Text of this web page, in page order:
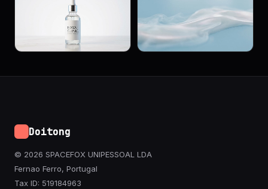
Doitong
© 2026 SPACEFOX UNIPESSOAL LDA
Fernao Ferro, Portugal
Tax ID: 519184963